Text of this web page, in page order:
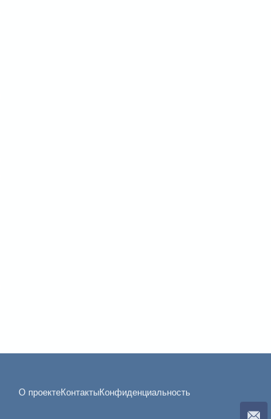
О проектеКонтактыКонфиденциальность